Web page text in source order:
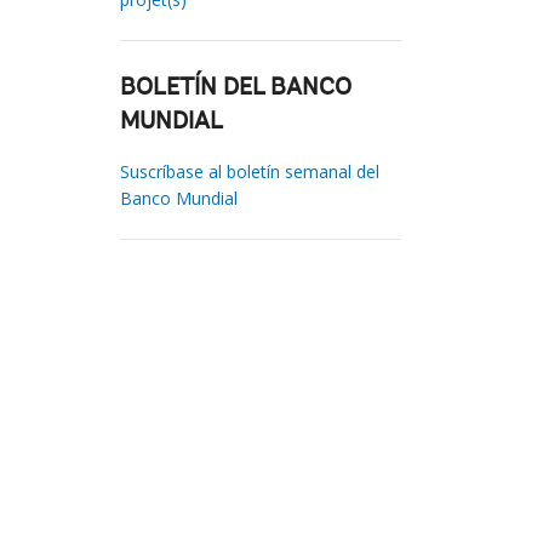
BOLETÍN DEL BANCO
MUNDIAL
Suscríbase al boletín semanal del
Banco Mundial